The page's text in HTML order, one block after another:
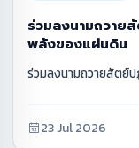
ร่วมลงนามถวาย
พลังของแผ่นดิน
ร่วมลงนามถวายสัตย์
23 Jul 2026